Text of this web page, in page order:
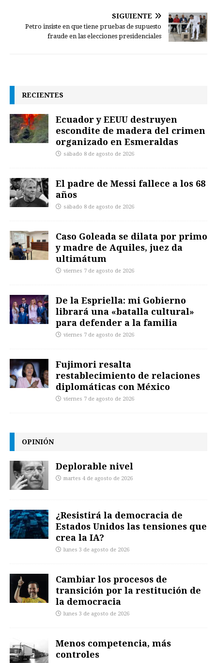
SIGUIENTE
Petro insiste en que tiene pruebas de supuesto
fraude en las elecciones presidenciales
RECIENTES
Ecuador y EEUU destruyen
escondite de madera del crimen
organizado en Esmeraldas
sábado 8 de agosto de 2026
El padre de Messi fallece a los 68
años
sábado 8 de agosto de 2026
Caso Goleada se dilata por primo
y madre de Aquiles, juez da
ultimátum
viernes 7 de agosto de 2026
De la Espriella: mi Gobierno
librará una «batalla cultural»
para defender a la familia
viernes 7 de agosto de 2026
Fujimori resalta
restablecimiento de relaciones
diplomáticas con México
viernes 7 de agosto de 2026
OPINIÓN
Deplorable nivel
martes 4 de agosto de 2026
¿Resistirá la democracia de
Estados Unidos las tensiones que
crea la IA?
lunes 3 de agosto de 2026
Cambiar los procesos de
transición por la restitución de
la democracia
lunes 3 de agosto de 2026
Menos competencia, más
controles